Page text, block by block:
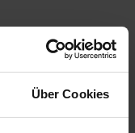
Über Cookies